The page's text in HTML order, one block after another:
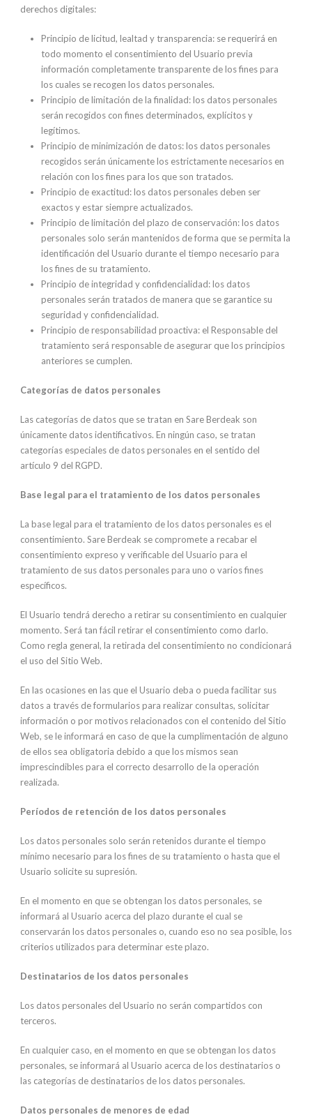
derechos digitales:
Principio de licitud, lealtad y transparencia: se requerirá en
todo momento el consentimiento del Usuario previa
información completamente transparente de los fines para
los cuales se recogen los datos personales.
Principio de limitación de la finalidad: los datos personales
serán recogidos con fines determinados, explícitos y
legítimos.
Principio de minimización de datos: los datos personales
recogidos serán únicamente los estrictamente necesarios en
relación con los fines para los que son tratados.
Principio de exactitud: los datos personales deben ser
exactos y estar siempre actualizados.
Principio de limitación del plazo de conservación: los datos
personales solo serán mantenidos de forma que se permita la
identificación del Usuario durante el tiempo necesario para
los fines de su tratamiento.
Principio de integridad y confidencialidad: los datos
personales serán tratados de manera que se garantice su
seguridad y confidencialidad.
Principio de responsabilidad proactiva: el Responsable del
tratamiento será responsable de asegurar que los principios
anteriores se cumplen.
Categorías de datos personales
Las categorías de datos que se tratan en Sare Berdeak son
únicamente datos identificativos. En ningún caso, se tratan
categorías especiales de datos personales en el sentido del
artículo 9 del RGPD.
Base legal para el tratamiento de los datos personales
La base legal para el tratamiento de los datos personales es el
consentimiento. Sare Berdeak se compromete a recabar el
consentimiento expreso y verificable del Usuario para el
tratamiento de sus datos personales para uno o varios fines
específicos.
El Usuario tendrá derecho a retirar su consentimiento en cualquier
momento. Será tan fácil retirar el consentimiento como darlo.
Como regla general, la retirada del consentimiento no condicionará
el uso del Sitio Web.
En las ocasiones en las que el Usuario deba o pueda facilitar sus
datos a través de formularios para realizar consultas, solicitar
información o por motivos relacionados con el contenido del Sitio
Web, se le informará en caso de que la cumplimentación de alguno
de ellos sea obligatoria debido a que los mismos sean
imprescindibles para el correcto desarrollo de la operación
realizada.
Períodos de retención de los datos personales
Los datos personales solo serán retenidos durante el tiempo
mínimo necesario para los fines de su tratamiento o hasta que el
Usuario solicite su supresión.
En el momento en que se obtengan los datos personales, se
informará al Usuario acerca del plazo durante el cual se
conservarán los datos personales o, cuando eso no sea posible, los
criterios utilizados para determinar este plazo.
Destinatarios de los datos personales
Los datos personales del Usuario no serán compartidos con
terceros.
En cualquier caso, en el momento en que se obtengan los datos
personales, se informará al Usuario acerca de los destinatarios o
las categorías de destinatarios de los datos personales.
Datos personales de menores de edad